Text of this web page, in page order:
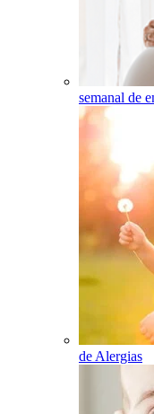
semanal de
de Alergias